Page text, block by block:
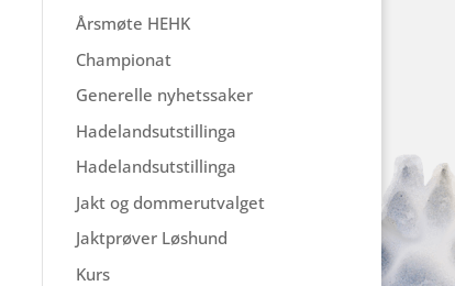
Årsmøte HEHK
Championat
Generelle nyhetssaker
Hadelandsutstillinga
Hadelandsutstillinga
Jakt og dommerutvalget
Jaktprøver Løshund
Kurs